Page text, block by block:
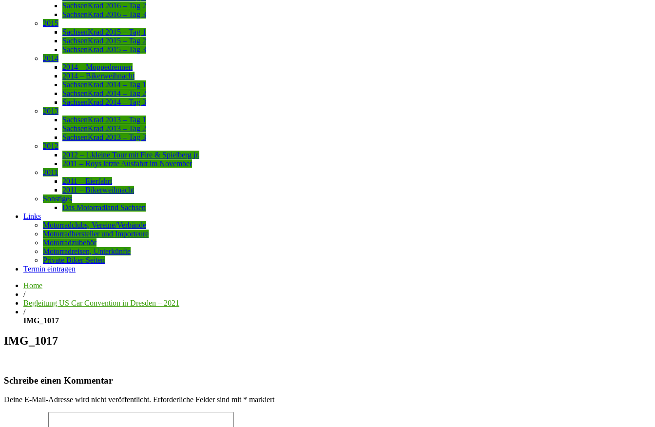
SachsenKrad 2016 – Tag 2
SachsenKrad 2016 – Tag 3
2015
SachsenKrad 2015 – Tag 1
SachsenKrad 2015 – Tag 2
SachsenKrad 2015 – Tag 3
2014
2014 – Moppedrennen
2014 – Bikerweihnacht
SachsenKrad 2014 – Tag 1
SachsenKrad 2014 – Tag 2
SachsenKrad 2014 – Tag 3
2013
SachsenKrad 2013 – Tag 1
SachsenKrad 2013 – Tag 2
SachsenKrad 2013 – Tag 3
2012
2012 – 1.kleine Tour mit Fire & Spielberg jr.
2011 – Roys letzte Ausfahrt im November
2011
2011 – Eierfahrt
2011 – Bikerweihnacht
Sonstiges
Das Motorradland Sachsen
Links
Motorradclubs, Vereine/Verbände
Motorradhersteller und Importeure
Motorradzubehör
Motorradreisen, Unterkünfte
Private Biker-Seiten
Termin eintragen
Home
/
Begleitung US Car Convention in Dresden – 2021
/
IMG_1017
IMG_1017
Schreibe einen Kommentar
Deine E-Mail-Adresse wird nicht veröffentlicht. Erforderliche Felder sind mit * markiert